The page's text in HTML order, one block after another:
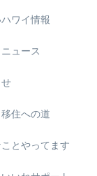
ワイ情報
ュース
住への道
とやってます